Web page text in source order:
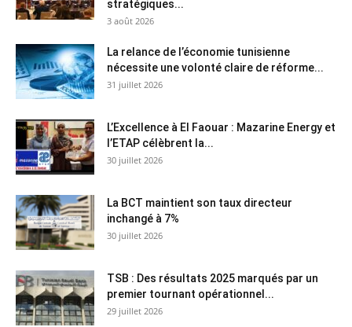
stratégiques...
3 août 2026
La relance de l’économie tunisienne
nécessite une volonté claire de réforme...
31 juillet 2026
L’Excellence à El Faouar : Mazarine Energy et
l’ETAP célèbrent la...
30 juillet 2026
La BCT maintient son taux directeur
inchangé à 7%
30 juillet 2026
TSB : Des résultats 2025 marqués par un
premier tournant opérationnel...
29 juillet 2026